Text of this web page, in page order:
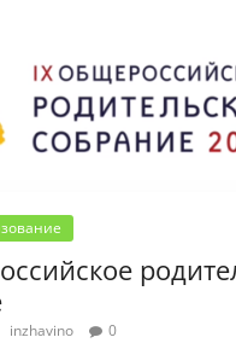
inzhavino 0